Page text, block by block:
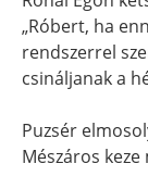
„Róbert, ha
rendszerrel
csináljanak a
Puzsér
Mészáros